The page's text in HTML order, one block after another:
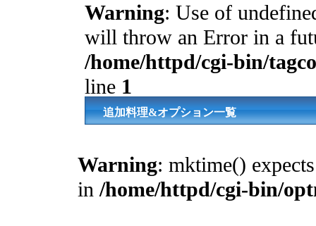
Warning: Use of
will throw an Error in a
/home/httpd/cgi-bin/
line 1
追加料理&オプション一覧
Warning: mktime()
in/home/httpd/cgi-bin/